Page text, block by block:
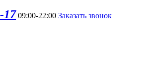
17 09:00-22:00 Заказать звонок